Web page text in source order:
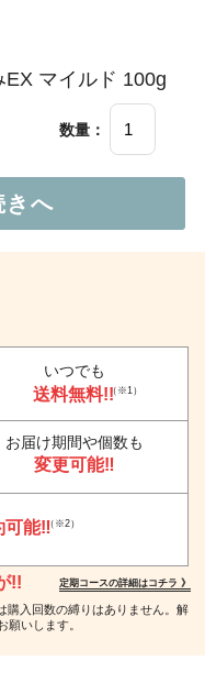
EX マイルド 100g
数量：
いつでも
送料無料!!（※1）
お届け期間や個数も
変更可能‼
可能‼（※2）
!! 定期コースの詳細はコチラ 》
入回数の縛りはありません。解
願いします。